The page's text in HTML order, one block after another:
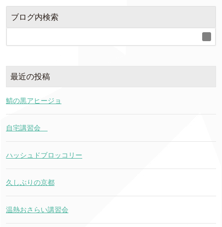
ブログ内検索
最近の投稿
鯖の黒アヒージョ
自宅講習会
ハッシュドブロッコリー
久しぶりの京都
温熱おさらい講習会